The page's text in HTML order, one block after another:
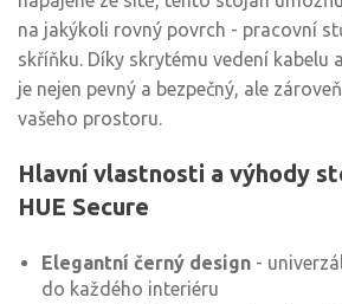
na jakýkoli rovný povrch - pracovní
skříňku. Díky skrytému vedení kabelu
je nejen pevný a bezpečný, ale
vašeho prostoru.
Hlavní vlastnosti a výhody
HUE Secure
Elegantní černý design -
do každého interiéru